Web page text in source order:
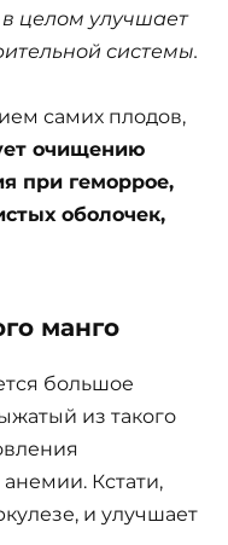
целом улучшает
системы.
самих плодов,
очищению
при геморрое,
оболочек,
манго
большое
из такого
Кстати,
и улучшает